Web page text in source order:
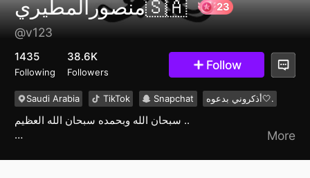
᷂منصورالمطيري🇸🇦
@v123
1435
Following
38.6K
Followers Follow
Saudi Arabia TikTok Snapchat أذكروني بدعوه🤍.
سبحان الله وبحمده سبحان الله العظيم ..
More